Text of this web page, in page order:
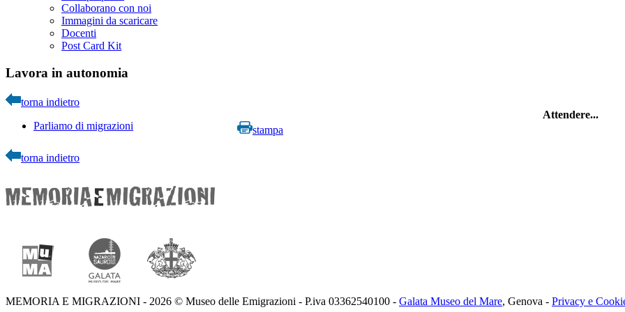
Collaborano con noi
Immagini da scaricare
Docenti
Post Card Kit
Lavora in autonomia
torna indietro
Parliamo di migrazioni
Attendere...
stampa
torna indietro
MEMORIA E MIGRAZIONI - 2026 © Museo delle Emigrazioni - P.iva 03362540100 - Galata Museo del Mare, Genova - Privacy e